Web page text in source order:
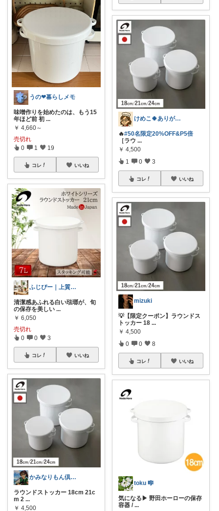
うの❤︎暮らしメモ
味噌作りを始めたのは、もう15
年ほど前 初 ...
￥ 4,660～
売切れ
0 1 19
コレ いいね
ふじぴー｜上質な日常のつくりかた
清潔感あふれる白い琺瑯が、旬
の保存を美しい ...
￥ 6,050
売切れ
0 0 3
コレ いいね
かみなりもん倶楽部
ラウンドストッカー 18cm 21c
m 2 ...
￥ 4,500
けめこ🍀ありがとうございます🤭💕
🔥#50名限定20%OFF&P5倍
［ラウ ...
￥ 4,500
1 0 3
コレ いいね
mizuki
💡【限定クーポン】ラウンドス
トッカー 18 ...
￥ 4,500
0 0 8
コレ いいね
toku 🎼
気になる▶︎ 野田ホーローの保存
容器 /...